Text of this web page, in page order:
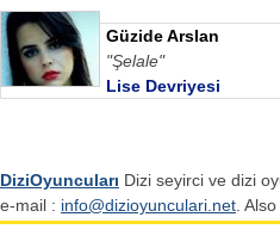
Güzide Arslan
"Şelale"
Lise Devriyesi
DiziOyuncuları Dizi seyirci ve dizi
e-mail : info@dizioyunculari.net .